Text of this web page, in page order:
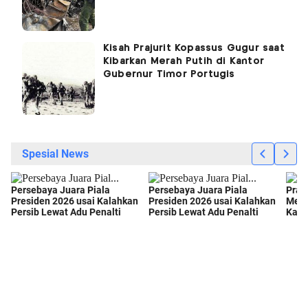
Kisah Prajurit Kopassus Gugur saat
Kibarkan Merah Putih di Kantor
Gubernur Timor Portugis